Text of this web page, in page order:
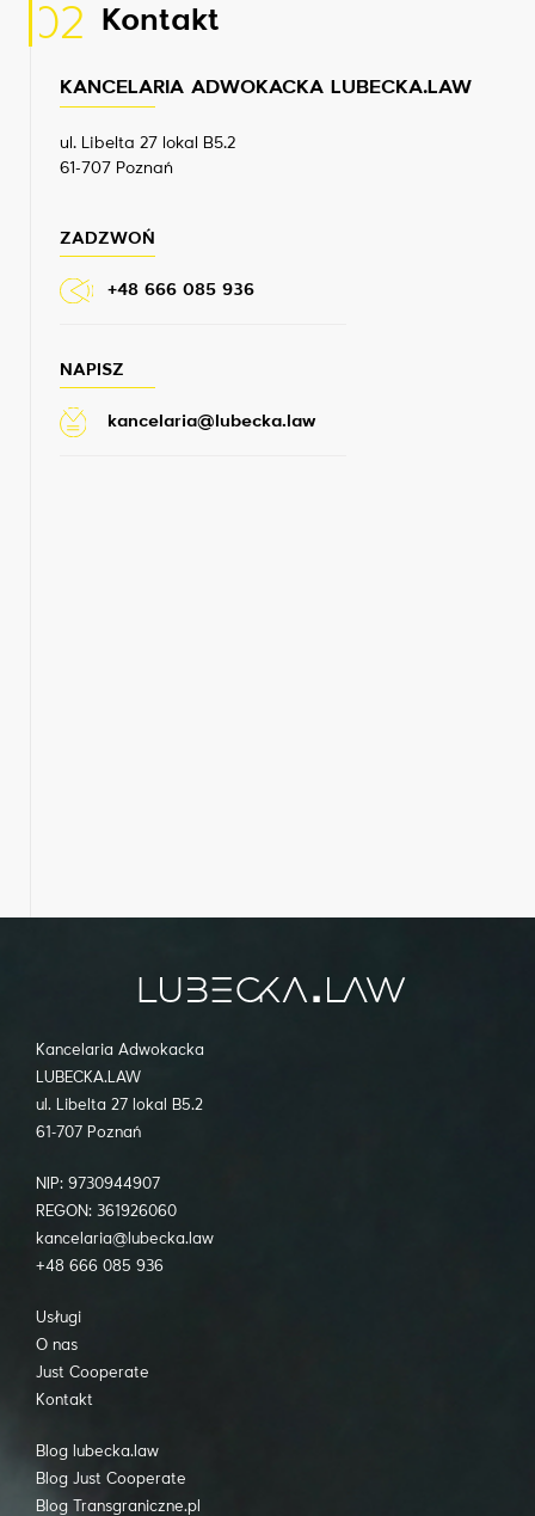
02 Kontakt
KANCELARIA ADWOKACKA LUBECKA.LAW
ul. Libelta 27 lokal B5.2
61-707 Poznań
ZADZWOŃ
+48 666 085 936
NAPISZ
kancelaria@lubecka.law
Kancelaria Adwokacka
LUBECKA.LAW
ul. Libelta 27 lokal B5.2
61-707 Poznań
NIP: 9730944907
REGON: 361926060
kancelaria@lubecka.law
+48 666 085 936
Usługi
O nas
Just Cooperate
Kontakt
Blog lubecka.law
Blog Just Cooperate
Blog Transgraniczne.pl